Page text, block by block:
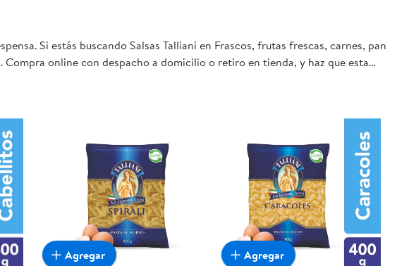
Si estás buscando Salsas Talliani en Frascos, frutas frescas, carnes, pan
online con despacho a domicilio o retiro en tienda, y haz que esta
Agregar Agregar